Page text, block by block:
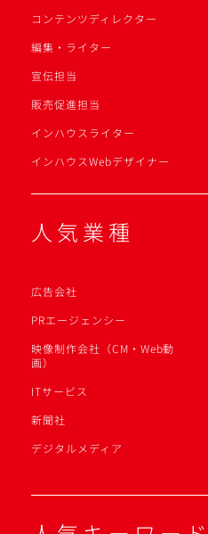
コンテンツディレクター
編集・ライター
宣伝担当
販売促進担当
インハウスライター
インハウスWebデザイナー
人気業種
広告会社
PRエージェンシー
映像制作会社（CM・Web動
画）
ITサービス
新聞社
デジタルメディア